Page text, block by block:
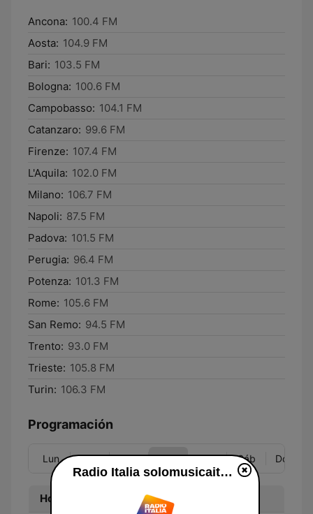
Ancona: 100.4 FM
Aosta: 104.9 FM
Bari: 103.5 FM
Bologna: 100.6 FM
Campobasso: 104.1 FM
Catanzaro: 99.6 FM
Firenze: 107.4 FM
L'Aquila: 102.0 FM
Milano: 106.7 FM
Napoli: 87.5 FM
Padova: 101.5 FM
Perugia: 96.4 FM
Potenza: 101.3 FM
Rome: 105.6 FM
San Remo: 94.5 FM
Trento: 93.0 FM
Trieste: 105.8 FM
Turin: 106.3 FM
Programación
Lun Mar Mié Jue Vie Sáb Dom
Hora Programa
Radio Italia solomusicaitaliana